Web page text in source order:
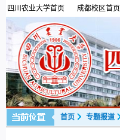
四川农业大学首页 成都校区首页
首页 专题报道